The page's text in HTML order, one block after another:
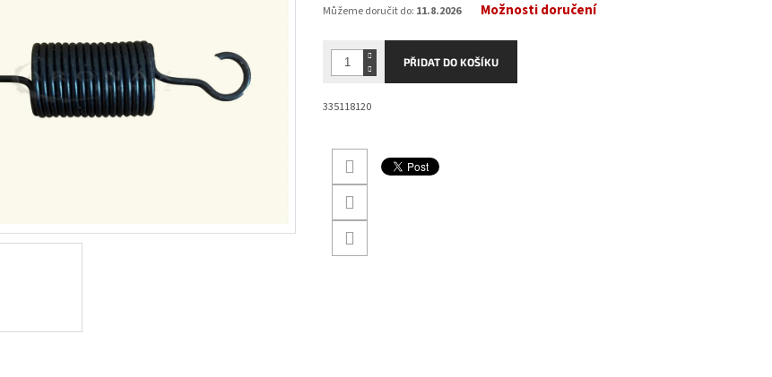
cena:
Můžeme doručit do: 11.8.2026 Možnosti doručení
PŘIDAT DO KOŠÍKU
335118120